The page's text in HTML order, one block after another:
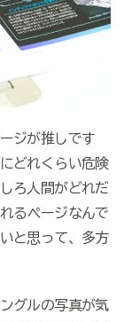
ジが推しです
どれくらい危険
ろ人間がどれだ
るページなんで
と思って、多方
グルの写真が気